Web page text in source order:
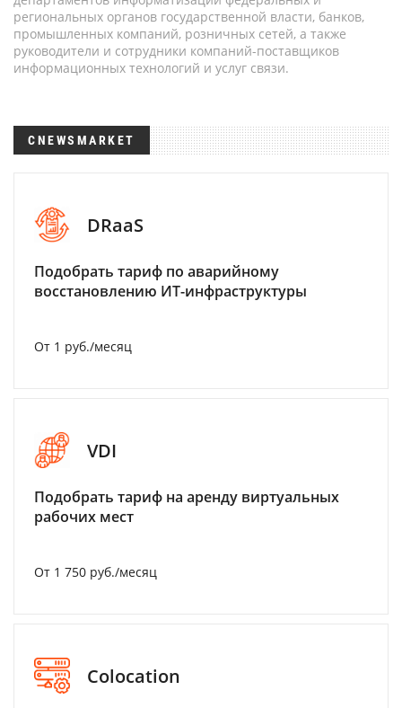
региональных органов государственной власти, банков,
промышленных компаний, розничных сетей, а также
руководители и сотрудники компаний-поставщиков
информационных технологий и услуг связи.
CNEWSMARKET
DRaaS
Подобрать тариф по аварийному
восстановлению ИТ-инфраструктуры
От 1 руб./месяц
VDI
Подобрать тариф на аренду виртуальных
рабочих мест
От 1 750 руб./месяц
Colocation